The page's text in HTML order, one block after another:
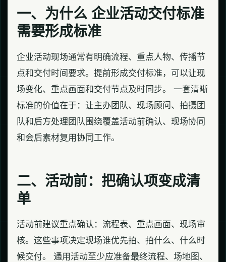
一、为什么 企业活动交付标准
需要形成标准
企业活动现场通常有明确流程、重点人物、传播节
点和交付时间要求。提前形成交付标准，可以让现
场变化、重点画面和交付节点及时同步。 一套清晰
标准的价值在于：让主办团队、现场顾问、拍摄团
队和后方处理团队围绕覆盖活动前确认、现场协同
和会后素材复用协同工作。
二、活动前：把确认项变成清
单
活动前建议重点确认：流程表、重点画面、现场审
核。这些事项决定现场谁优先拍、拍什么、什么时
候交付。 通用活动至少应准备最终流程、场地图、